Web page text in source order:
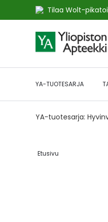
Tilaa Wolt-
to
Content
YA-TUOTESARJA
YA-tuotesarja:
Etusivu‎